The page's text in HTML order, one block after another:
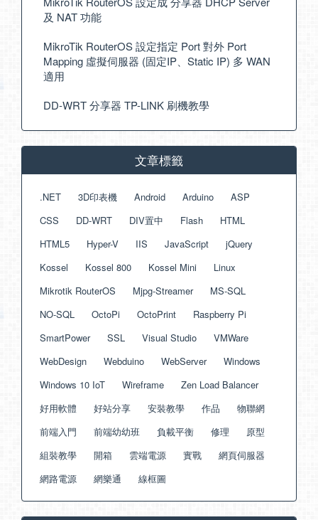
及 NAT 功能
MikroTik RouterOS 設定指定 Port 對外 Port
Mapping 虛擬伺服器 (固定IP、Static IP) 多 WAN
適用
DD-WRT 分享器 TP-LINK 刷機教學
文章標籤
.NET 3D印表機 Android Arduino
ASP
CSS
DD-WRT DIV置中 Flash
HTML
HTML5
Hyper-V IIS JavaScript
jQuery
Kossel
Kossel 800 Kossel Mini
Linux
Mikrotik RouterOS
Mjpg-Streamer
MS-SQL
NO-SQL
OctoPi OctoPrint
Raspberry Pi
SmartPower
SSL Visual Studio
VMWare
WebDesign
Webduino WebServer
Windows
Windows 10 IoT
Wireframe
Zen Load Balancer
好用軟體
好站分享 安裝教學 作品
物聯網
前端入門
前端幼幼班 負載平衡 修理
原型
組裝教學
開箱 雲端電源 實戰
網頁伺服器
網路電源
網樂通 線框圖